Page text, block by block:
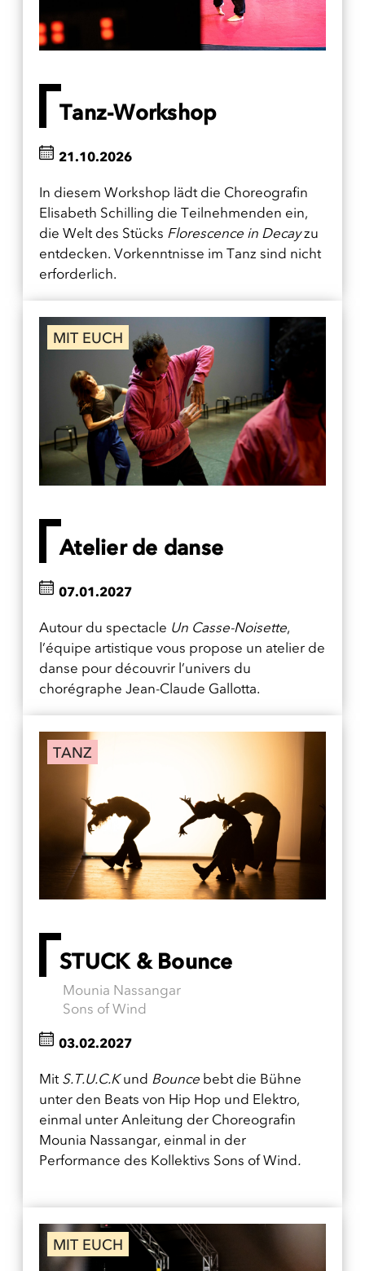
Tanz-Workshop
In diesem Workshop lädt die Choreografin
Elisabeth Schilling die Teilnehmenden ein,
die Welt des Stücks Florescence in Decayzu
entdecken. Vorkenntnisse im Tanz sind nicht
erforderlich.
21.10.2026
MIT EUCH
Atelier de danse
Autour du spectacle Un Casse-Noisette,
l’équipe artistique vous propose un atelier de
danse pour découvrir l’univers du
chorégraphe Jean-Claude Gallotta.
07.01.2027
TANZ
STUCK & Bounce
Mounia Nassangar
Sons of Wind
MitS.T.U.C.Kund Bounce bebt die Bühne
unter den Beats von Hip Hop und Elektro,
einmal unter Anleitung der Choreografin
Mounia Nassangar, einmal in der
Performance des Kollektivs Sons of Wind.
03.02.2027
MIT EUCH